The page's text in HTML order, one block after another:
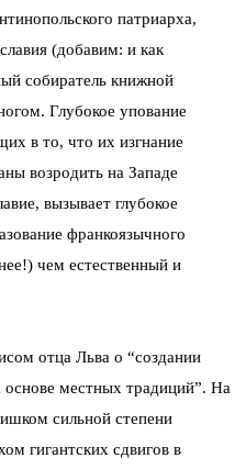
патриарха,
(добавим: и как
собиратель книжной
Глубокое упование
в то, что их изгнание
возродить на Западе
вызывает глубокое
франкоязычного
чем естественный и
отца Льва о “создании
основе местных традиций”. На
сильной степени
гигантских сдвигов в